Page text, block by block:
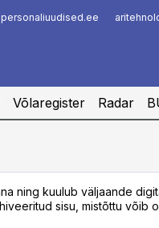
personaliuudised.ee
Võlaregister Radar
ning kuulub väljaande
sisu, mistõttu võib